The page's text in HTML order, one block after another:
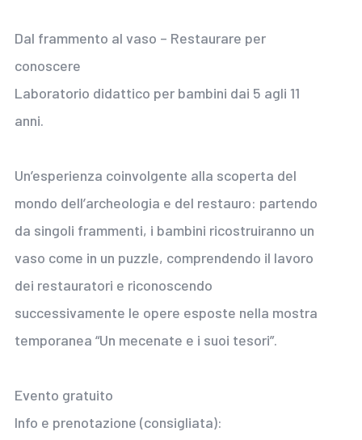
Dal frammento al vaso – Restaurare per
conoscere
Laboratorio didattico per bambini dai 5 agli 11
anni.
Un’esperienza coinvolgente alla scoperta del
mondo dell’archeologia e del restauro: partendo
da singoli frammenti, i bambini ricostruiranno un
vaso come in un puzzle, comprendendo il lavoro
dei restauratori e riconoscendo
successivamente le opere esposte nella mostra
temporanea “Un mecenate e i suoi tesori”.
Evento gratuito
Info e prenotazione (consigliata):